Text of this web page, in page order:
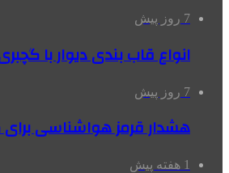
7 روز پیش
انواع قاب بندی دیوار با
7 روز پیش
هشدار قرمز هواشناسی برای گرمای ۵۰ درجه؛ بارش‌های
1 هفته پیش